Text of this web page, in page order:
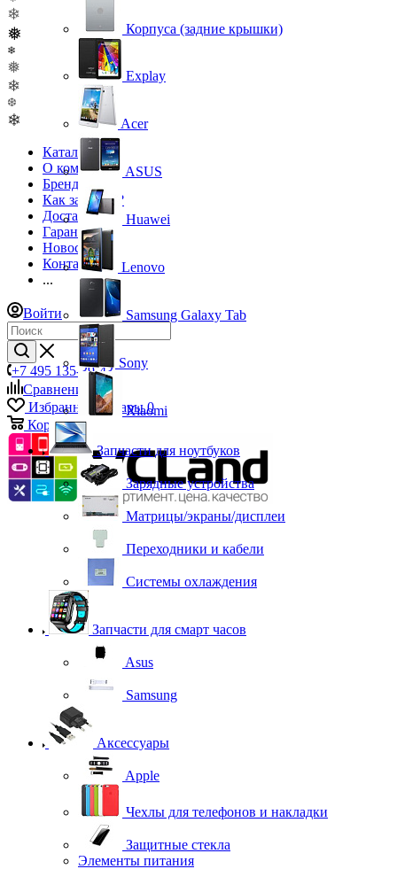
❄
❅
❄
❅
❄
❆
❄
Каталог
О компании
Бренды
Как заказать?
Доставка
Гарантия
Новости
Контакты
...
Войти
+7 495 135-39-43
Сравнение
0
Избранные товары 0
Корзина 0
Корпуса (задние крышки)
Explay
Acer
ASUS
Huawei
Lenovo
Samsung Galaxy Tab
Sony
Xiaomi
Запчасти для ноутбуков
Зарядные устройства
Матрицы/экраны/дисплеи
Переходники и кабели
Системы охлаждения
Запчасти для смарт часов
Asus
Samsung
Аксессуары
Apple
Чехлы для телефонов и накладки
Защитные стекла
Элементы питания